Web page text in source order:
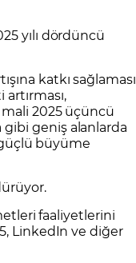
Canlı Fiyat
Analiz Asistan
Site Haritası
yılı dördüncü
katkı sağlaması
2025 üçüncü
gibi geniş alanlarda
güçlü büyüme
faaliyetlerini
LinkedIn ve diğer